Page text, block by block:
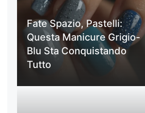
Fate Spazio, Pastelli:
Questa Manicure Grigio-
Blu Sta Conquistando
Tutto